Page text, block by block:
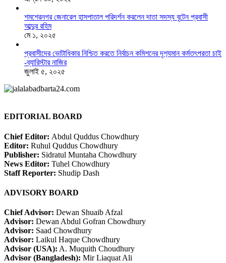
শমশেরনগর জেনারেল হাসপাতাল পরিদর্শন করলেন দাতা সদস্য বৃটেন প্রবাসী
আব্দুর রহিম
মে ১, ২০২৫
প্রবাসীদের ভোটাধিকার নিশ্চিত করতে নির্বাচন কমিশনের দৃশ‍্যমান কর্মতৎপরতা চাই
-ব্যারিস্টার নাজির
জুলাই ৫, ২০২৫
EDITORIAL BOARD
Chief Editor: Abdul Quddus Chowdhury
Editor: Ruhul Quddus Chowdhury
Publisher: Sidratul Muntaha Chowdhury
News Editor: Tuhel Chowdhury
Staff Reporter: Shudip Dash
ADVISORY BOARD
Chief Advisor: Dewan Shuaib Afzal
Advisor: Dewan Abdul Gofran Chowdhury
Advisor: Saad Chowdhury
Advisor: Laikul Haque Chowdhury
Advisor (USA): A. Muquith Choudhury
Advisor (Bangladesh): Mir Liaquat Ali